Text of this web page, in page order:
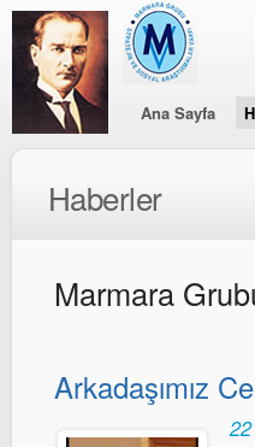
Ana Sayfa
Haberler
Marmara
Arkadaşımız